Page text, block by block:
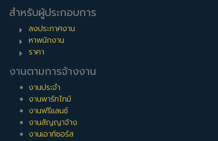
สำหรับผู้ประกอบการ
ลงประกาศงาน
หาพนักงาน
ราคา
งานตามการจ้างงาน
งานประจำ
งานพาร์ทไทม์
งานฟรีแลนซ์
งานสัญญาจ้าง
งานเอาท์ซอร์ส